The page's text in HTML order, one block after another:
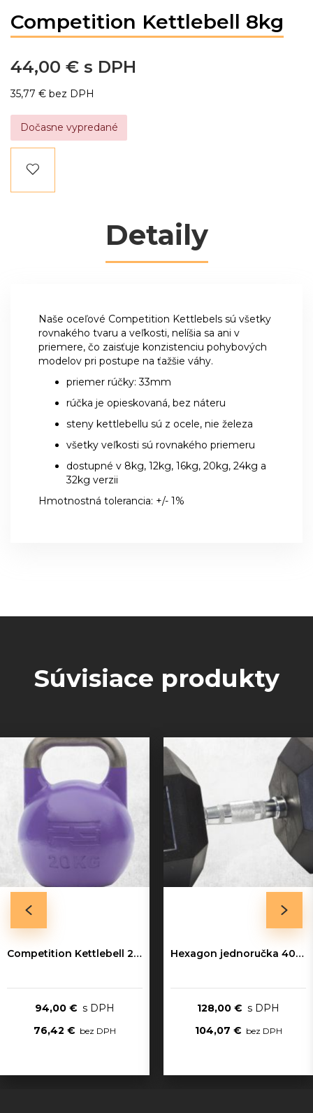
Competition Kettlebell 8kg
44,00 €
35,77 €
Dočasne vypredané
Detaily
Naše oceľové Competition Kettlebels sú všetky
rovnakého tvaru a veľkosti, nelíšia sa ani v
priemere, čo zaisťuje konzistenciu pohybových
modelov pri postupe na ťažšie váhy.
priemer rúčky: 33mm
rúčka je opieskovaná, bez náteru
steny kettlebellu sú z ocele, nie železa
všetky veľkosti sú rovnakého priemeru
dostupné v 8kg, 12kg, 16kg, 20kg, 24kg a
32kg verzii
Hmotnostná tolerancia: +/- 1%
Súvisiace produkty
Competition Kettlebell 20kg
94,00 €
76,42 €
Hexagon jednoručka 40kg
128,00 €
104,07 €